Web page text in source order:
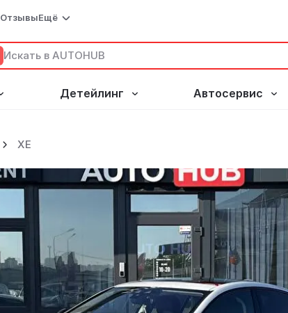
ОтзывыЕщё
Детейлинг Автосервис
XE